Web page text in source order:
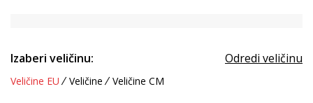
Izaberi veličinu: Odredi veličinu
Veličine EU Veličine Veličine CM